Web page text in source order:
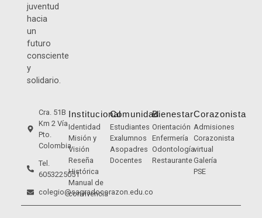
juventud
hacia
un
futuro
consciente
y
solidario.
Cra. 51B
Km 2 Vía
Pto.
Colombia
Tel.
6053225051
colegio@sagradocorazon.edu.co
Institucional
Identidad
Misión y
Visión
Reseña
Histórica
Manual de
convivencia
Comunidad
Estudiantes
Exalumnos
Asopadres
Docentes
Bienestar
Orientación
Enfermería
Odontología
Restaurante
Corazonista
Admisiones
Corazonista
virtual
Galería
PSE